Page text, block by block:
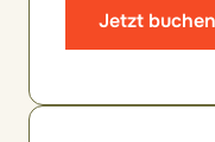
Jetzt buchen